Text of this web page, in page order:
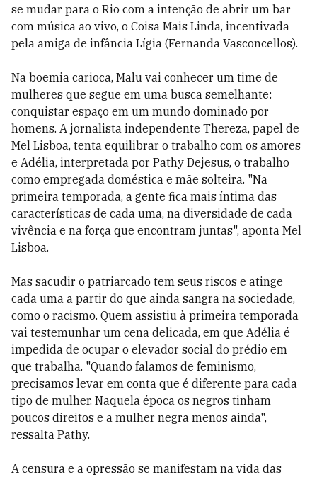
se mudar para o Rio com a intenção de abrir um bar
com música ao vivo, o Coisa Mais Linda, incentivada
pela amiga de infância Lígia (Fernanda Vasconcellos).
Na boemia carioca, Malu vai conhecer um time de
mulheres que segue em uma busca semelhante:
conquistar espaço em um mundo dominado por
homens. A jornalista independente Thereza, papel de
Mel Lisboa, tenta equilibrar o trabalho com os amores
e Adélia, interpretada por Pathy Dejesus, o trabalho
como empregada doméstica e mãe solteira. "Na
primeira temporada, a gente fica mais íntima das
características de cada uma, na diversidade de cada
vivência e na força que encontram juntas", aponta Mel
Lisboa.
Mas sacudir o patriarcado tem seus riscos e atinge
cada uma a partir do que ainda sangra na sociedade,
como o racismo. Quem assistiu à primeira temporada
vai testemunhar um cena delicada, em que Adélia é
impedida de ocupar o elevador social do prédio em
que trabalha. "Quando falamos de feminismo,
precisamos levar em conta que é diferente para cada
tipo de mulher. Naquela época os negros tinham
poucos direitos e a mulher negra menos ainda",
ressalta Pathy.
A censura e a opressão se manifestam na vida das